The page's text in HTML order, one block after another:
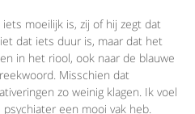
moeilijk is, zij of hij zegt dat
dat iets duur is, maar dat het
in het riool, ook naar de blauwe
Misschien dat
zo weinig klagen. Ik voel
een mooi vak heb.